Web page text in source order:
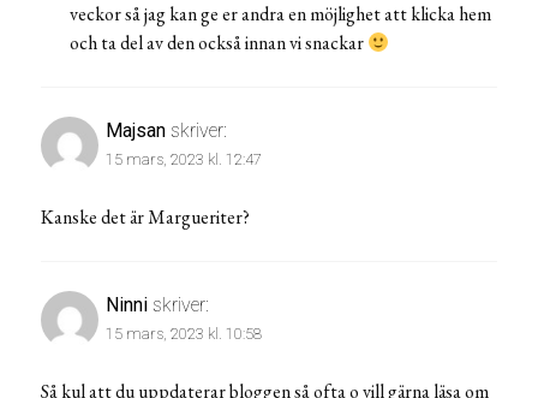
veckor så jag kan ge er andra en möjlighet att klicka hem
och ta del av den också innan vi snackar
Majsan skriver:
15 mars, 2023 kl. 12:47
Kanske det är Margueriter?
Ninni skriver:
15 mars, 2023 kl. 10:58
Så kul att du uppdaterar bloggen så ofta o vill gärna läsa om